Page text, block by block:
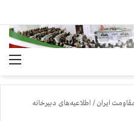
ایران/ اطلاعیه‌های دبیرخانه